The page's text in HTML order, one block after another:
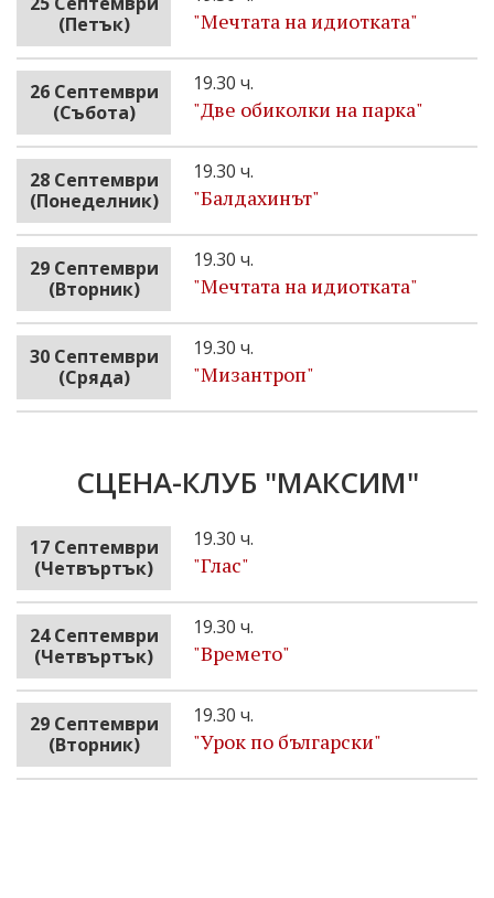
(Петък)
"Мечтата на идиотката"
26 Септември
(Събота)
19.30 ч.
"Две обиколки на парка"
28 Септември
(Понеделник)
19.30 ч.
"Бaлдахинът"
29 Септември
(Вторник)
19.30 ч.
"Мечтата на идиотката"
30 Септември
(Сряда)
19.30 ч.
"Мизантроп"
СЦЕНА-КЛУБ "МАКСИМ"
17 Септември
(Четвъртък)
19.30 ч.
"Глас"
24 Септември
(Четвъртък)
19.30 ч.
"Времето"
29 Септември
(Вторник)
19.30 ч.
"Урок по български"